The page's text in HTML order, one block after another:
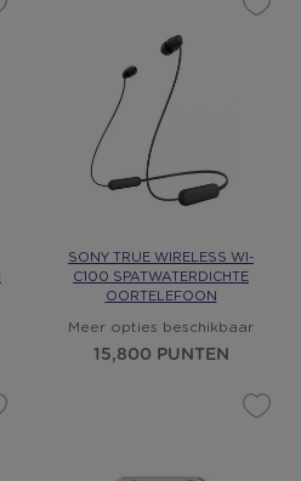
SONY TRUE WIRELESS WI-
C100 SPATWATERDICHTE
OORTELEFOON
Meer opties beschikbaar
15,800 PUNTEN